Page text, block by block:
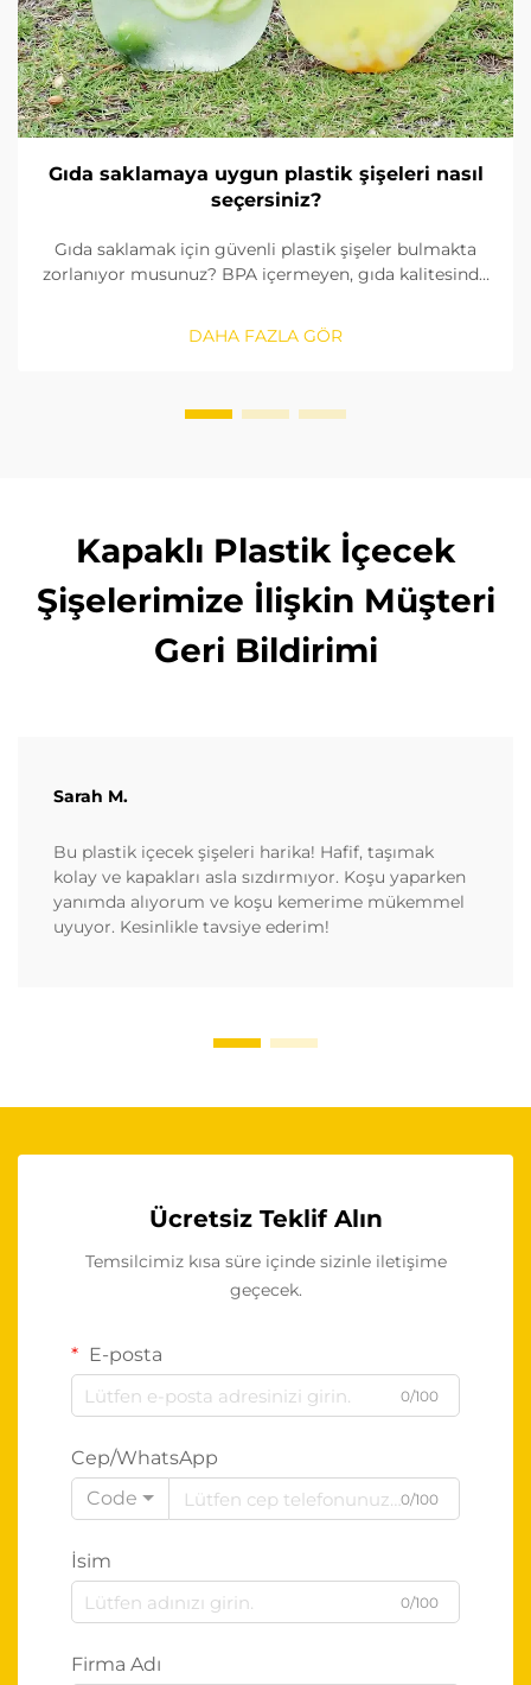
Gıda saklamaya uygun plastik şişeleri nasıl
seçersiniz?
Gıda saklamak için güvenli plastik şişeler bulmakta
zorlanıyor musunuz? BPA içermeyen, gıda kalitesinde
kontrol edeceğinizi ve doğru boyutu nasıl
seçeceğinizi öğrenin. FDA ve AB standartlarına
DAHA FAZLA GÖR
Kapaklı Plastik İçecek
Şişelerimize İlişkin Müşteri
Geri Bildirimi
Sarah M.
Bu plastik içecek şişeleri harika! Hafif, taşımak
kolay ve kapakları asla sızdırmıyor. Koşu yaparken
yanımda alıyorum ve koşu kemerime mükemmel
uyuyor. Kesinlikle tavsiye ederim!
Ücretsiz Teklif Alın
Temsilcimiz kısa süre içinde sizinle iletişime
geçecek.
E-posta
0/100
Cep/WhatsApp
Code
0/100
İsim
0/100
Firma Adı